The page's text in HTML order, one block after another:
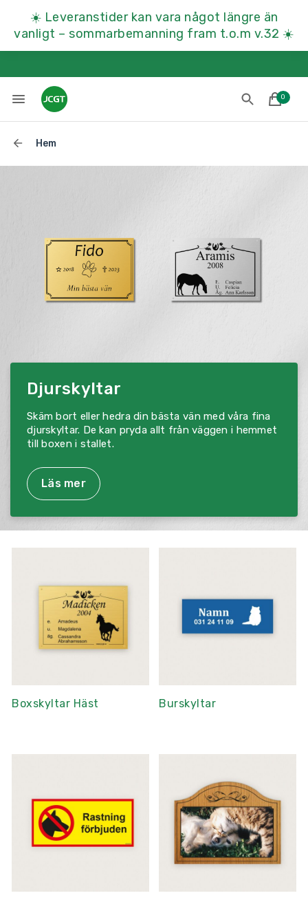
☀️ Leveranstider kan vara något längre än
vanligt – sommarbemanning fram t.o.m v.32 ☀️
0
Till kassan
Hem
Djurskyltar
Skäm bort eller hedra din bästa vän med våra fina
djurskyltar. De kan pryda allt från väggen i hemmet
till boxen i stallet.
Läs mer
Boxskyltar Häst Burskyltar